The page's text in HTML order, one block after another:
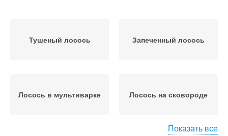
Тушеный лосось Запеченный лосось
Лосось в мультиварке Лосось на сковороде
Показать все